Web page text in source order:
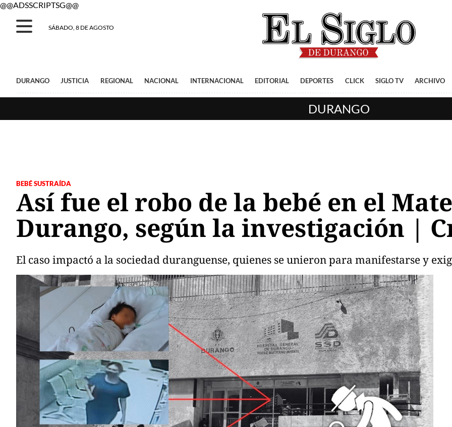
@@ADSSCRIPTSG@@
SÁBADO, 8 DE AGOSTO
DURANGO JUSTICIA REGIONAL NACIONAL INTERNACIONAL EDITORIAL DEPORTES CLICK SIGLO TV ARCHIVO
DURANGO
BEBÉ SUSTRAÍDA
Así fue el robo de la bebé en el
Durango, según la investigación |
El caso impactó a la sociedad duranguense, quienes se unieron para manifestarse y